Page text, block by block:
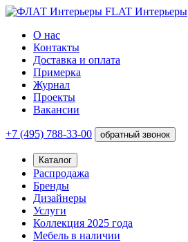
FLAT Интерьеры
О нас
Контакты
Доставка и оплата
Примерка
Журнал
Проекты
Вакансии
+7 (495) 788-33-00 обратный звонок
Каталог
Распродажа
Бренды
Дизайнеры
Услуги
Коллекция 2025 года
Мебель в наличии